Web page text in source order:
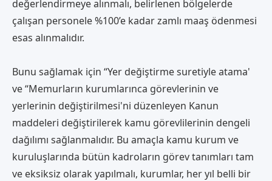
değerlendirmeye alınmalı, belirlenen bölgelerde
çalışan personele %100’e kadar zamlı maaş ödenmesi
esas alınmalıdır.
Bunu sağlamak için “Yer değiştirme suretiyle atama'
ve “Memurların kurumlarınca görevlerinin ve
yerlerinin değiştirilmesi'ni düzenleyen Kanun
maddeleri değiştirilerek kamu görevlilerinin dengeli
dağılımı sağlanmalıdır. Bu amaçla kamu kurum ve
kuruluşlarında bütün kadroların görev tanımları tam
ve eksiksiz olarak yapılmalı, kurumlar, her yıl belli bir